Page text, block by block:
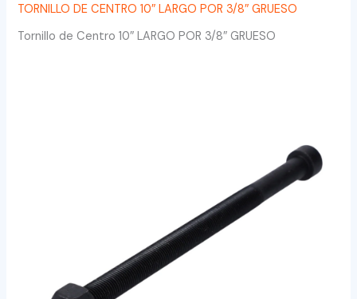
TORNILLO DE CENTRO 10″ LARGO POR 3/8″ GRUESO
Tornillo de Centro 10″ LARGO POR 3/8″ GRUESO